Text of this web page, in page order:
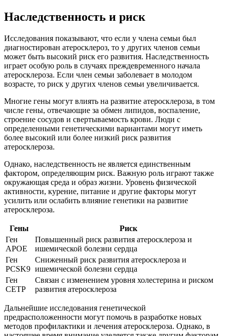
Наследственность и риск
Исследования показывают, что если у члена семьи был
диагностирован атеросклероз, то у других членов семьи
может быть высокий риск его развития. Наследственность
играет особую роль в случаях преждевременного начала
атеросклероза. Если член семьи заболевает в молодом
возрасте, то риск у других членов семьи увеличивается.
Многие гены могут влиять на развитие атеросклероза, в том
числе гены, отвечающие за обмен липидов, воспаление,
строение сосудов и свертываемость крови. Люди с
определенными генетическими вариантами могут иметь
более высокий или более низкий риск развития
атеросклероза.
Однако, наследственность не является единственным
фактором, определяющим риск. Важную роль играют также
окружающая среда и образ жизни. Уровень физической
активности, курение, питание и другие факторы могут
усилить или ослабить влияние генетики на развитие
атеросклероза.
Гены
Риск
Ген
APOE
Повышенный риск развития атеросклероза и
ишемической болезни сердца
Ген
PCSK9
Сниженный риск развития атеросклероза и
ишемической болезни сердца
Ген
CETP
Связан с изменением уровня холестерина и риском
развития атеросклероза
Дальнейшие исследования генетической
предрасположенности могут помочь в разработке новых
методов профилактики и лечения атеросклероза. Однако, в